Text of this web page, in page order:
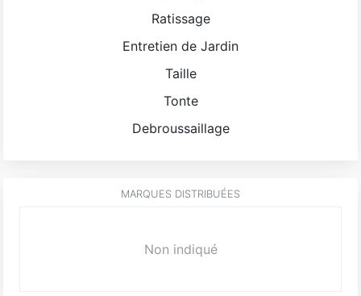
Ratissage
Entretien de Jardin
Taille
Tonte
Debroussaillage
MARQUES DISTRIBUÉES
Non indiqué